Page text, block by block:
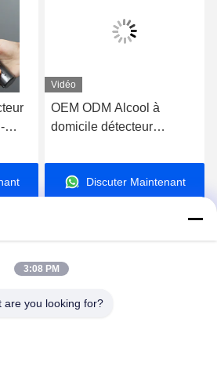
Vidéo
OEM ODM Alcool à
domicile détecteur
détecteur d'alcool dans le
sang Mr black1000
Discuter Maintenant
Technology Co.,Ltd
3:08 PM
are you looking for?